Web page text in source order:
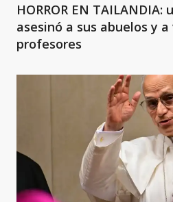
HORROR EN
asesinó a sus abuelos y
profesores